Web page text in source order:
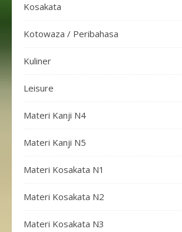
Kosakata
Kotowaza / Peribahasa
Kuliner
Leisure
Materi Kanji N4
Materi Kanji N5
Materi Kosakata N1
Materi Kosakata N2
Materi Kosakata N3